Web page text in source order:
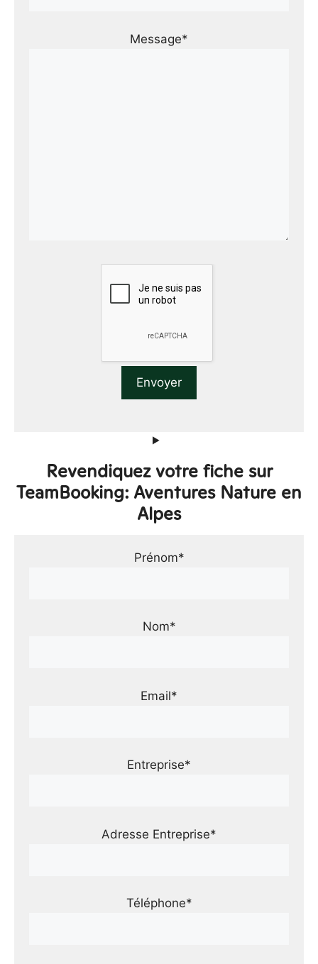
Message*
Revendiquez votre fiche sur
TeamBooking: Aventures Nature en
Alpes
Prénom*
Nom*
Email*
Entreprise*
Adresse Entreprise*
Téléphone*